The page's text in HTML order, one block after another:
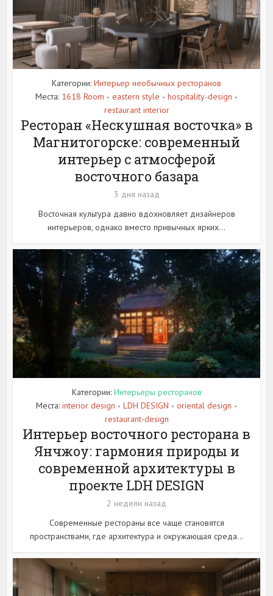
Категории: Интерьер необычных ресторанов
Места: 1618 Room • eastern style • hospitality-design •
restaurant interior
Ресторан «Нескушная восточка» в
Магнитогорске: современный
интерьер с атмосферой
восточного базара
3 дня назад
Восточная культура давно вдохновляет дизайнеров
интерьеров, однако вместо привычных ярких...
Категории: Интерьеры ресторанов
Места: interior design • LDH DESIGN • oriental design •
restaurant-design
Интерьер восточного ресторана в
Янчжоу: гармония природы и
современной архитектуры в
проекте LDH DESIGN
2 недели назад
Современные рестораны все чаще становятся
пространствами, где архитектура и окружающая среда...